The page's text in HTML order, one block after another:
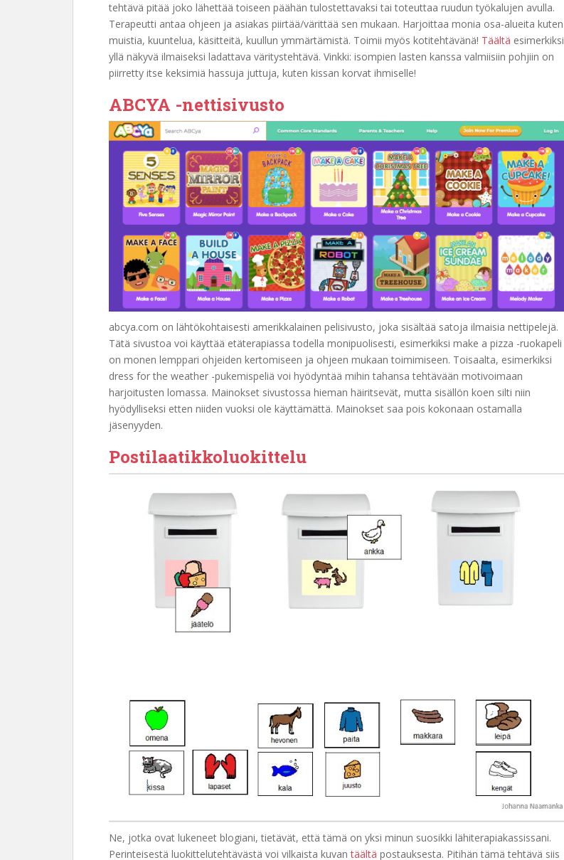
tehtävä pitää joko lähettää toiseen päähän tulostettavaksi tai toteuttaa ruudun työkalujen avulla.
Terapeutti antaa ohjeen ja asiakas piirtää/värittää sen mukaan. Harjoittaa monia osa-alueita kuten
muistia, kuuntelua, käsitteitä, kuullun ymmärtämistä. Toimii myös kotitehtävänä! Täältä esimerkiksi
yllä näkyvä ilmaiseksi ladattava väritystehtävä. Vinkki: isompien lasten kanssa valmiisiin pohjiin on
piirretty itse keksimiä hassuja juttuja, kuten kissan korvat ihmiselle!
ABCYA -nettisivusto
abcya.com on lähtökohtaisesti amerikkalainen pelisivusto, joka sisältää satoja ilmaisia nettipelejä.
Tätä sivustoa voi käyttää etäterapiassa todella monipuolisesti, esimerkiksi make a pizza -ruokapeli
on monen lemppari ohjeiden kertomiseen ja ohjeen mukaan toimimiseen. Toisaalta, esimerkiksi
dress for the weather -pukemispeliä voi hyödyntää mihin tahansa tehtävään motivoimaan
harjoitusten lomassa. Mainokset sivustossa hieman häiritsevät, mutta sisällön koen silti niin
hyödylliseksi etten niiden vuoksi ole käyttämättä. Mainokset saa pois kokonaan ostamalla
jäsenyyden.
Postilaatikkoluokittelu
Ne, jotka ovat lukeneet blogiani, tietävät, että tämä on yksi minun suosikki lähiterapiakassissani.
Perinteisestä luokittelutehtävästä voi vilkaista kuvantäältä postauksesta. Pitihän tämä tehtävä siis